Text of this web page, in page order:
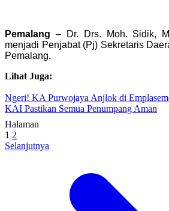
Pemalang – Dr. Drs. Moh. Sidik,
menjadi Penjabat (Pj) Sekretaris
Pemalang.
Lihat Juga:
Ngeri! KA Purwojaya Anjlok di
KAI Pastikan Semua Penumpang Aman
Halaman
1 2
Selanjutnya